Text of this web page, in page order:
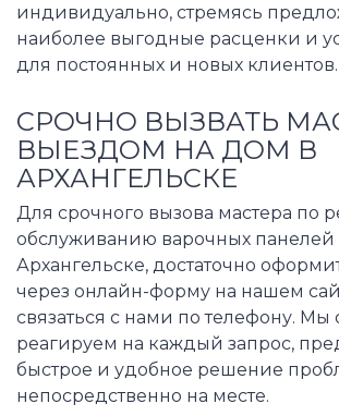
индивидуально, стремясь
наиболее выгодные расценки и
для постоянных и новых клиентов.
СРОЧНО ВЫЗВАТЬ
ВЫЕЗДОМ НА ДОМ В
АРХАНГЕЛЬСКЕ
Для срочного вызова мастера по
обслуживанию варочных панелей
Архангельске, достаточно
через онлайн-форму на нашем
связаться с нами по телефону. Мы
реагируем на каждый запрос,
быстрое и удобное решение
непосредственно на месте.